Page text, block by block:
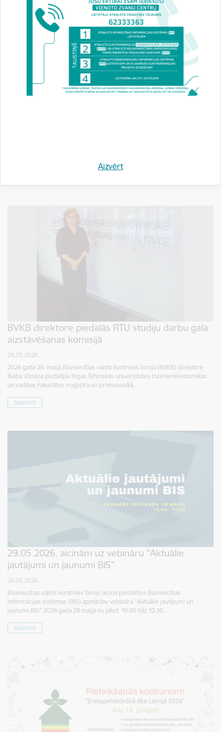
Aizvērt
Notiks seminārs "Būvekspertīzes nākotne:
BVKB direktore piedalās RTU studiju darbu gala
aizstāvēšanas komisijā
28.05.2026.
2026.gada 28. maijā Būvniecības valsts kontroles biroja (BVKB) direktore
Baiba Vītoliņa piedalījās Rīgas Tehniskās universitātes Inženierekonomikas
un vadības fakultātes maģistra un profesionālā…
Jaunumi
29.05.2026. aicinām uz vebināru "Aktuālie
jautājumi un jaunumi BIS”
26.05.2026.
Būvniecības valsts kontroles birojs aicina piedalīties Būvniecības
informācijas sistēmas (BIS) apmācību vebinārā "Aktuālie jautājumi un
jaunumi BIS" 2026.gada 29.maijā no plkst. 10:00 līdz 12:30,…
Jaunumi